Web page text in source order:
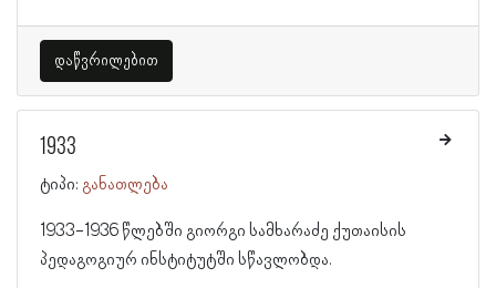
დაწვრილებით
1933
ტიპი: განათლება
1933-1936 წლებში გიორგი სამხარაძე ქუთაისის
პედაგოგიურ ინსტიტუტში სწავლობდა.